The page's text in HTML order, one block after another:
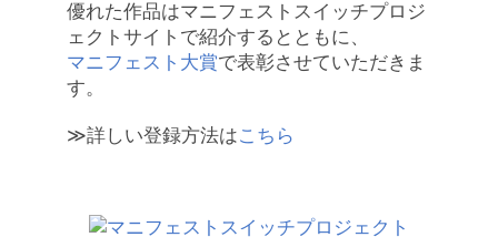
優れた作品はマニフェストスイッチプロジ
ェクトサイトで紹介するとともに、
マニフェスト大賞で表彰させていただきま
す。
≫詳しい登録方法はこちら